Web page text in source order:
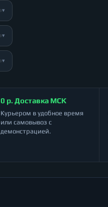
▾
▾
▾
0 р. Доставка МСК
Курьером в удобное время
или самовывоз с
демонстрацией.